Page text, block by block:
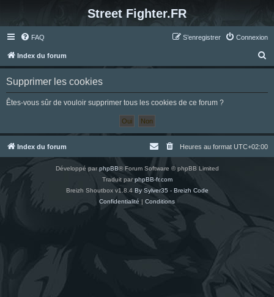
Street Fighter.FR
FAQ Connexion
S’enregistrer
Index du forum
e
h
Supprimer les cookies
Êtes-vous sûr de vouloir supprimer tous les cookies de ce forum ?
Index du forum Heures au format UTC+02:00
Développé parphpBB® Forum Software © phpBB Limited
Traduit parphpBB-fr.com
Breizh Shoutbox v1.8.4 By Sylver35 - Breizh Code
Confidentialité | Conditions